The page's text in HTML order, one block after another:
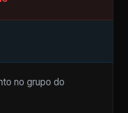
no grupo do